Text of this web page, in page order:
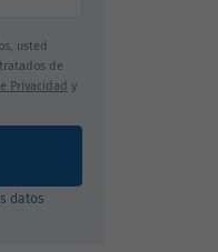
usted
de
Privacidad y
datos